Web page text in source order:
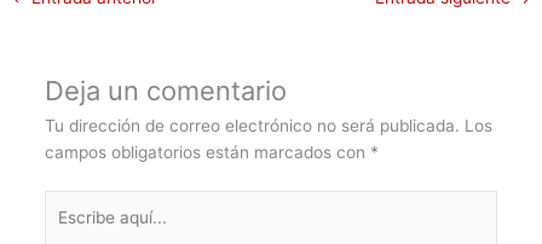
Deja un comentario
Tu dirección de correo electrónico no será publicada. Los
campos obligatorios están marcados con *
aquí...